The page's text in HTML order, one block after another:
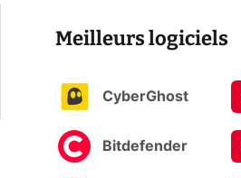
Meilleurs logiciels
CyberGhost
Bitdefender